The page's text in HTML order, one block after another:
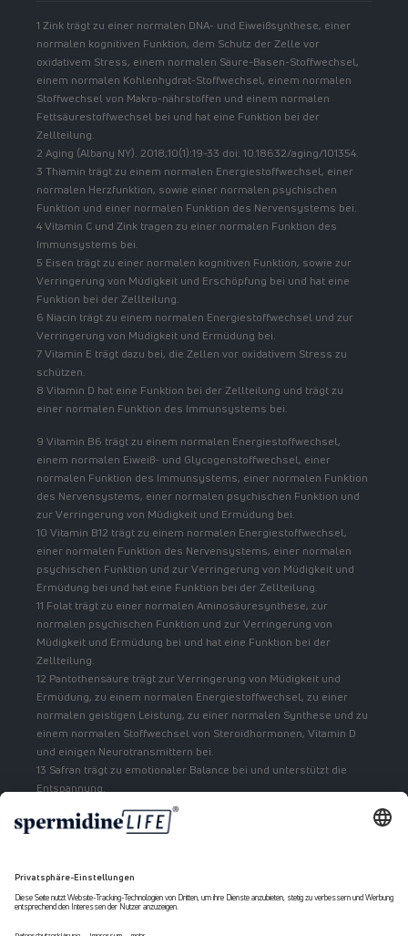
1 Zink trägt zu einer normalen DNA- und Eiweißsynthese, einer
normalen kognitiven Funktion, dem Schutz der Zelle vor
oxidativem Stress, einem normalen Säure-Basen-Stoffwechsel,
einem normalen Kohlenhydrat-Stoffwechsel, einem normalen
Stoffwechsel von Makro-nährstoffen und einem normalen
Fettsäurestoffwechsel bei und hat eine Funktion bei der
Zellteilung.
2 Aging (Albany NY). 2018;10(1):19-33 doi: 10.18632/aging/101354.
3 Thiamin trägt zu einem normalen Energiestoffwechsel, einer
normalen Herzfunktion, sowie einer normalen psychischen
Funktion und einer normalen Funktion des Nervensystems bei.
4 Vitamin C und Zink tragen zu einer normalen Funktion des
Immunsystems bei.
5 Eisen trägt zu einer normalen kognitiven Funktion, sowie zur
Verringerung von Müdigkeit und Erschöpfung bei und hat eine
Funktion bei der Zellteilung.
6 Niacin trägt zu einem normalen Energiestoffwechsel und zur
Verringerung von Müdigkeit und Ermüdung bei.
7 Vitamin E trägt dazu bei, die Zellen vor oxidativem Stress zu
schützen.
8 Vitamin D hat eine Funktion bei der Zellteilung und trägt zu
einer normalen Funktion des Immunsystems bei.
9 Vitamin B6 trägt zu einem normalen Energiestoffwechsel,
einem normalen Eiweiß- und Glycogenstoffwechsel, einer
normalen Funktion des Immunsystems, einer normalen Funktion
des Nervensystems, einer normalen psychischen Funktion und
zur Verringerung von Müdigkeit und Ermüdung bei.
10 Vitamin B12 trägt zu einem normalen Energiestoffwechsel,
einer normalen Funktion des Nervensystems, einer normalen
psychischen Funktion und zur Verringerung von Müdigkeit und
Ermüdung bei und hat eine Funktion bei der Zellteilung.
11 Folat trägt zu einer normalen Aminosäuresynthese, zur
normalen psychischen Funktion und zur Verringerung von
Müdigkeit und Ermüdung bei und hat eine Funktion bei der
Zellteilung.
12 Pantothensäure trägt zur Verringerung von Müdigkeit und
Ermüdung, zu einem normalen Energiestoffwechsel, zu einer
normalen geistigen Leistung, zu einer normalen Synthese und zu
einem normalen Stoffwechsel von Steroidhormonen, Vitamin D
und einigen Neurotransmittern bei.
13 Safran trägt zu emotionaler Balance bei und unterstützt die
Entspannung.